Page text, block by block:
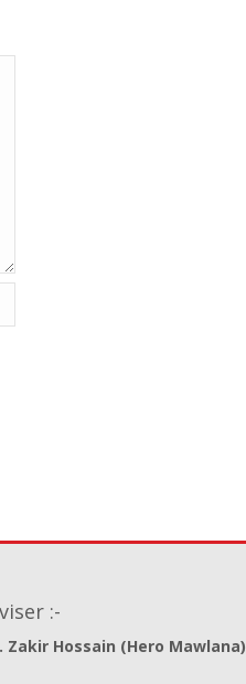
:-
Zakir Hossain (Hero Mawlana)